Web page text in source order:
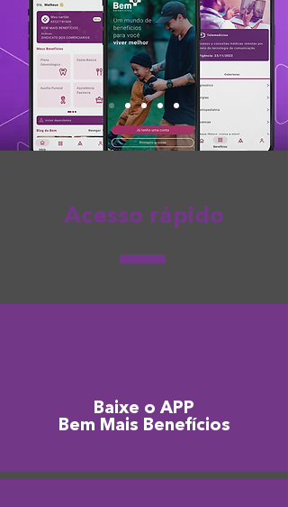
Acesso rápido
Baixe o APP
Bem Mais Benefícios